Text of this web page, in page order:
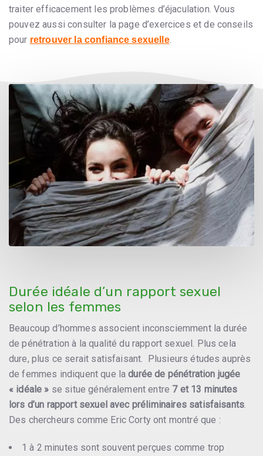
traiter efficacement les problèmes d’éjaculation. Vous
pouvez aussi consulter la page d’exercices et de conseils
pour retrouver la confiance sexuelle.
Durée idéale d’un rapport sexuel
selon les femmes
Beaucoup d’hommes associent inconsciemment la durée
de pénétration à la qualité du rapport sexuel. Plus cela
dure, plus ce serait satisfaisant. Plusieurs études auprès
de femmes indiquent que ladurée de pénétration jugée
« idéale » se situe généralement entre 7 et 13 minutes
lors d’un rapport sexuel avec préliminaires satisfaisants.
Des chercheurs comme Eric Cortyont montré que :
1 à 2 minutes sont souvent perçues comme trop